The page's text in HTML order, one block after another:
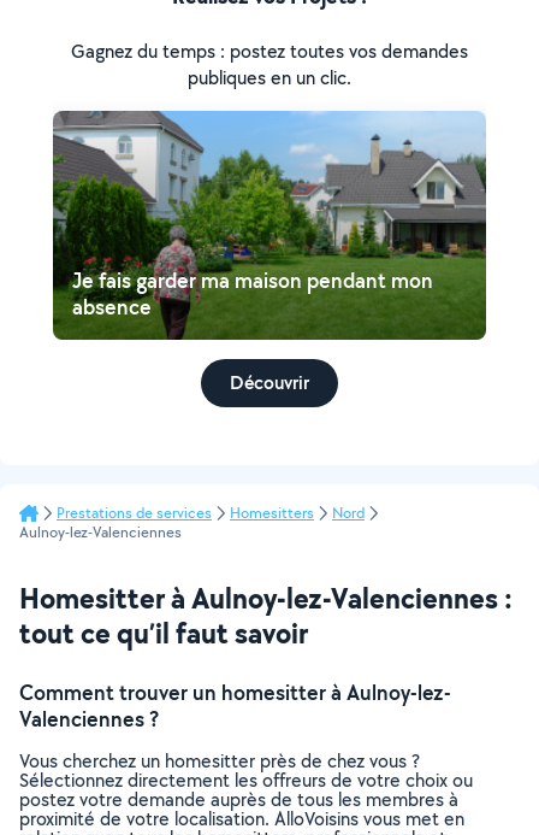
Gagnez du temps : postez toutes vos demandes
publiques en un clic.
Je fais garder ma maison pendant mon
absence
Découvrir
Prestations de services Homesitters
Nord
Aulnoy-lez-Valenciennes
Homesitter à Aulnoy-lez-Valenciennes :
tout ce qu’il faut savoir
Comment trouver un homesitter à Aulnoy-lez-
Valenciennes ?
Vous cherchez un homesitter près de chez vous ?
Sélectionnez directement les offreurs de votre choix ou
postez votre demande auprès de tous les membres à
proximité de votre localisation. AlloVoisins vous met en